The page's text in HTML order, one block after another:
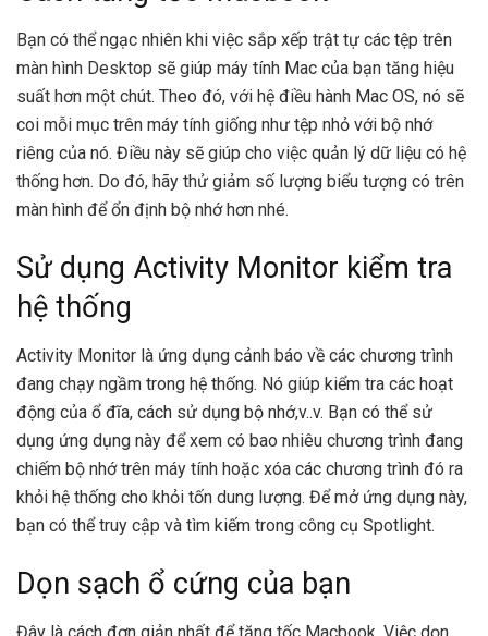
Bạn có thể ngạc nhiên khi việc sắp xếp trật tự các tệp trên
màn hình Desktop sẽ giúp máy tính Mac của bạn tăng hiệu
suất hơn một chút. Theo đó, với hệ điều hành Mac OS, nó sẽ
coi mỗi mục trên máy tính giống như tệp nhỏ với bộ nhớ
riêng của nó. Điều này sẽ giúp cho việc quản lý dữ liệu có hệ
thống hơn. Do đó, hãy thử giảm số lượng biểu tượng có trên
màn hình để ổn định bộ nhớ hơn nhé.
Sử dụng Activity Monitor kiểm tra
hệ thống
Activity Monitor là ứng dụng cảnh báo về các chương trình
đang chạy ngầm trong hệ thống. Nó giúp kiểm tra các hoạt
động của ổ đĩa, cách sử dụng bộ nhớ,v..v. Bạn có thể sử
dụng ứng dụng này để xem có bao nhiêu chương trình đang
chiếm bộ nhớ trên máy tính hoặc xóa các chương trình đó ra
khỏi hệ thống cho khỏi tốn dung lượng. Để mở ứng dụng này,
bạn có thể truy cập và tìm kiếm trong công cụ Spotlight.
Dọn sạch ổ cứng của bạn